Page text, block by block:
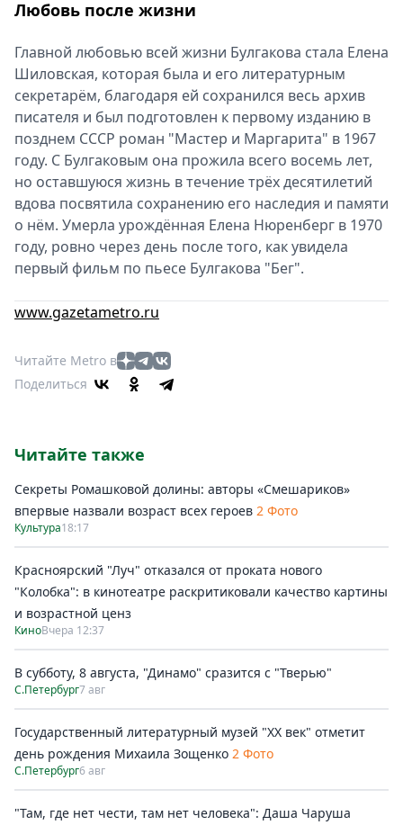
Любовь после жизни
Главной любовью всей жизни Булгакова стала Елена
Шиловская, которая была и его литературным
секретарём, благодаря ей сохранился весь архив
писателя и был подготовлен к первому изданию в
позднем СССР роман "Мастер и Маргарита" в 1967
году. С Булгаковым она прожила всего восемь лет,
но оставшуюся жизнь в течение трёх десятилетий
вдова посвятила сохранению его наследия и памяти
о нём. Умерла урождённая Елена Нюренберг в 1970
году, ровно через день после того, как увидела
первый фильм по пьесе Булгакова "Бег".
www.gazetametro.ru
Читайте Metro в
Поделиться
Читайте также
Секреты Ромашковой долины: авторы «Смешариков»
впервые назвали возраст всех героев 2 Фото
Культура18:17
Красноярский "Луч" отказался от проката нового
"Колобка": в кинотеатре раскритиковали качество картины
и возрастной ценз
КиноВчера 12:37
В субботу, 8 августа, "Динамо" сразится с "Тверью"
С.Петербург7 авг
Государственный литературный музей "ХХ век" отметит
день рождения Михаила Зощенко 2 Фото
С.Петербург6 авг
"Там, где нет чести, там нет человека": Даша Чаруша